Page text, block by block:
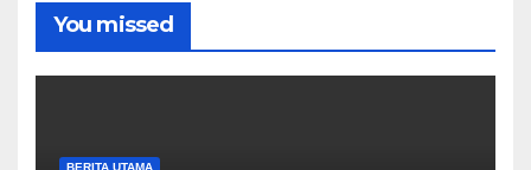
You missed
BERITA UTAMA